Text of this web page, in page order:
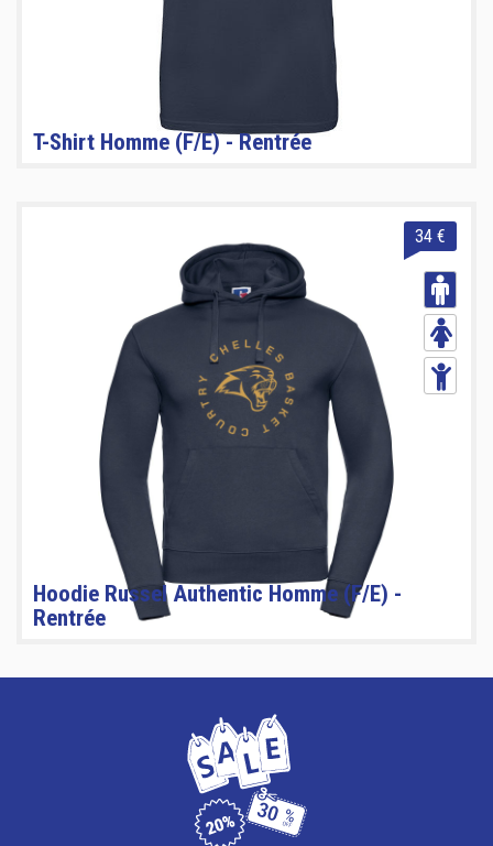
T-Shirt Homme (F/E) - Rentrée
34 €
Hoodie Russel Authentic Homme (F/E) -
Rentrée